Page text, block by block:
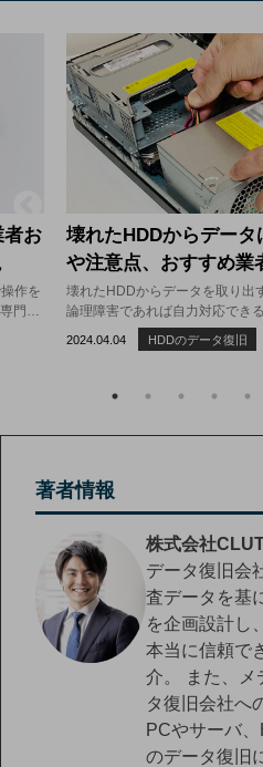
者お
作を
門の
壊れたHDDからデー
や注意点、おすすめ業
壊れたHDDからデータを取り出
論理障害であれば自力対応でき
専門業者なら復旧できる可能性
電の継続やフォーマットなど誤
2024.04.04 HDDのデータ復旧
著者情報
株式会社
データ復旧会
査データを基
を企画設計し
本当に信頼で
介。 また、メ
タ復旧会社へ
PCやサーバ
のデータ復旧